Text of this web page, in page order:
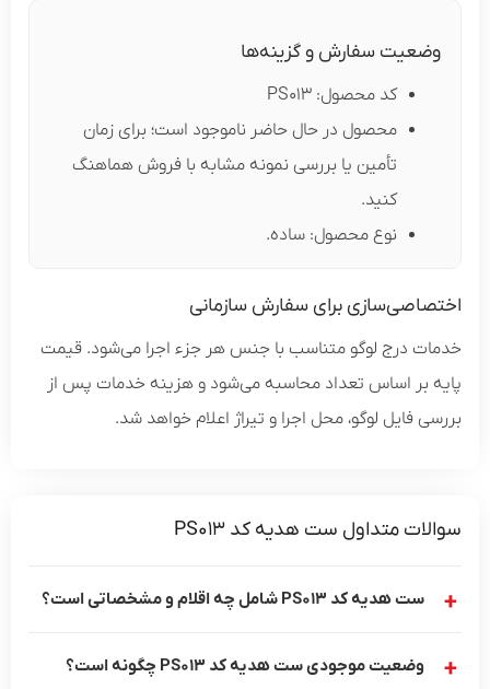
وضعیت سفارش و گزینه‌ها
کد محصول: PS013
محصول در حال حاضر ناموجود است؛ برای زمان
تأمین یا بررسی نمونه مشابه با فروش هماهنگ
کنید.
نوع محصول: ساده.
اختصاصی‌سازی برای سفارش سازمانی
خدمات درج لوگو متناسب با جنس هر جزء اجرا می‌شود. قیمت
پایه بر اساس تعداد محاسبه می‌شود و هزینه خدمات پس از
بررسی فایل لوگو، محل اجرا و تیراژ اعلام خواهد شد.
سوالات متداول ست هدیه کد PS013
ست هدیه کد PS013 شامل چه اقلام و مشخصاتی است؟
وضعیت موجودی ست هدیه کد PS013 چگونه است؟